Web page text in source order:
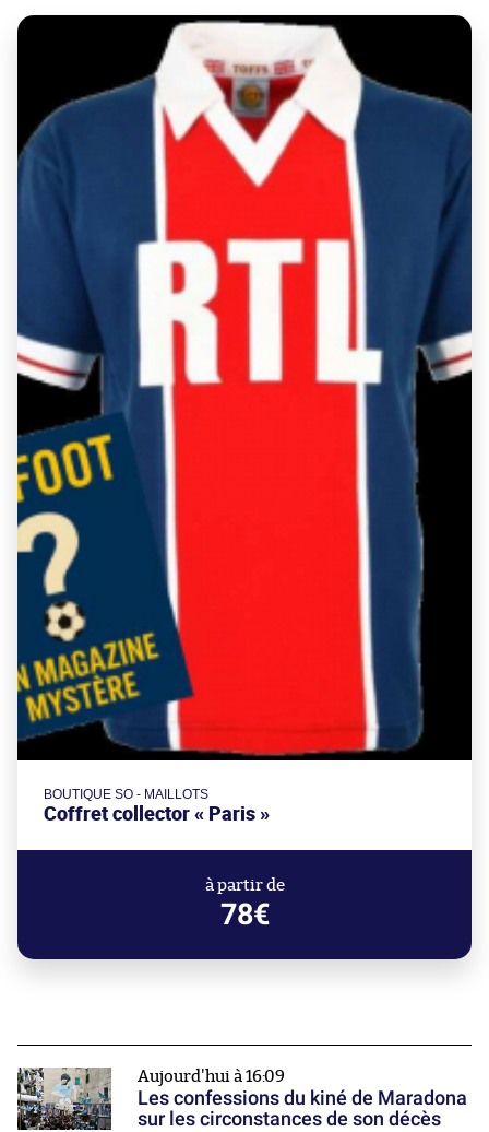
BOUTIQUE SO - MAILLOTS
Coffret collector « Paris »
à partir de
78€
Aujourd'hui à 16:09
Les confessions du kiné de Maradona
sur les circonstances de son décès